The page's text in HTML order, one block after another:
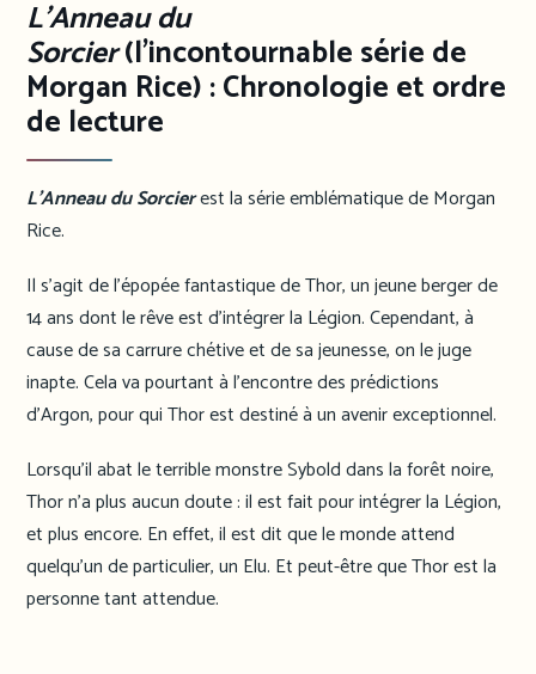
L’Anneau du
Sorcier(l’incontournable série de
Morgan Rice) : Chronologie et ordre
de lecture
L’Anneau du Sorcierest la série emblématique de Morgan
Rice.
Il s’agit de l’épopée fantastique de Thor, un jeune berger de
14 ans dont le rêve est d’intégrer la Légion. Cependant, à
cause de sa carrure chétive et de sa jeunesse, on le juge
inapte. Cela va pourtant à l’encontre des prédictions
d’Argon, pour qui Thor est destiné à un avenir exceptionnel.
Lorsqu’il abat le terrible monstre Sybold dans la forêt noire,
Thor n’a plus aucun doute : il est fait pour intégrer la Légion,
et plus encore. En effet, il est dit que le monde attend
quelqu’un de particulier, un Elu. Et peut-être que Thor est la
personne tant attendue.